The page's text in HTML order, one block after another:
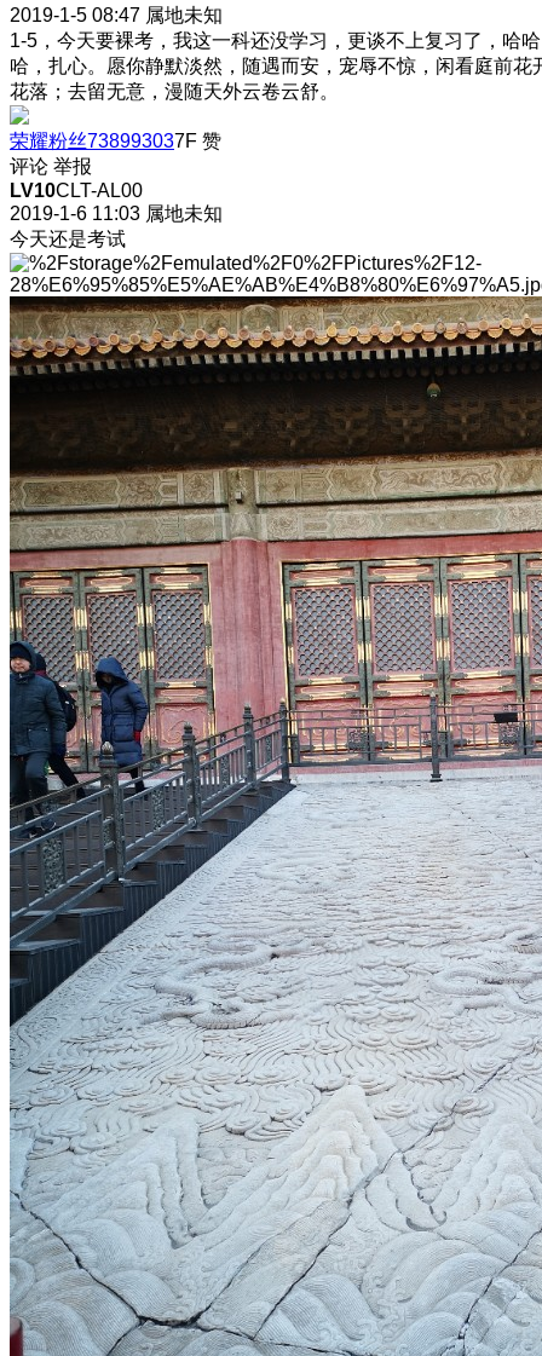
2019-1-5 08:47 属地未知
1-5，今天要裸考，我这一科还没学习，更谈不上复习了，哈哈
哈，扎心。愿你静默淡然，随遇而安，宠辱不惊，闲看庭前花
花落；去留无意，漫随天外云卷云舒。
荣耀粉丝738993037F 赞
评论 举报
LV10CLT-AL00
2019-1-6 11:03 属地未知
今天还是考试